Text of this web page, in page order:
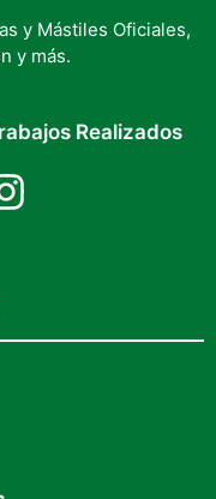
y Mástiles Oficiales,
y más.
Realizados